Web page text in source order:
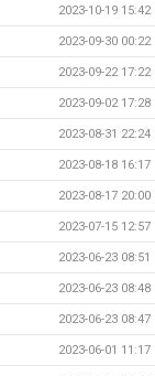
2023-10-19 15:42
2023-09-30 00:22
2023-09-22 17:22
2023-09-02 17:28
2023-08-31 22:24
2023-08-18 16:17
2023-08-17 20:00
2023-07-15 12:57
2023-06-23 08:51
2023-06-23 08:48
2023-06-23 08:47
2023-06-01 11:17